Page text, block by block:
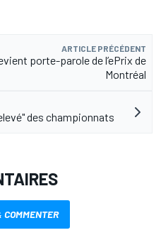
ARTICLE PRÉCÉDENT
porte-parole de l’ePrix de
Montréal
des championnats
COMMENTER